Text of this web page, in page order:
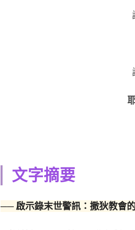
文字摘要
── 啟示錄末世警訊：撒狄教會